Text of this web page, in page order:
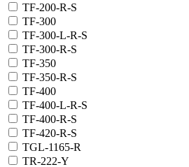
TF-200-R-S
TF-300
TF-300-L-R-S
TF-300-R-S
TF-350
TF-350-R-S
TF-400
TF-400-L-R-S
TF-400-R-S
TF-420-R-S
TGL-1165-R
TR-222-Y